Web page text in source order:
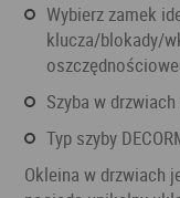
wybierz zamek idealny dla siebie - opcja
klucza/blokady/
szyba w
typ szyby
Okleina w drzwiach